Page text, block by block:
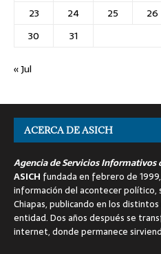
23
24 25 26
30
31
« Jul
ACERCA DE ASICH
Agencia de Servicios Informativos
ASICH fundada en febrero de
información del acontecer político,
Chiapas, publicando en los
entidad. Dos años después se
internet, donde permanece